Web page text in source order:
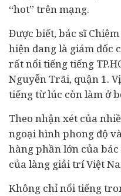
“hot” trên mạng.
Được biết, bác sĩ
hiện đang là giám đốc
rất nổi tiếng tiếng
Nguyễn Trãi, quận 1.
tiếng từ lúc còn làm ở
Theo nhận xét của
ngoại hình phong độ
hàng phần lớn của
của làng giải trí Việt
Không chỉ nổi tiếng